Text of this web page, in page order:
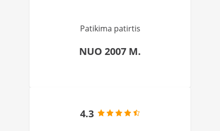
Patikima patirtis
NUO 2007 M.
4.3